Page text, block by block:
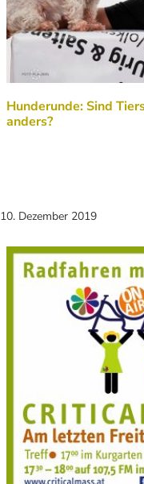
Hunderunde: Sind
anders?
10. Dezember 2019